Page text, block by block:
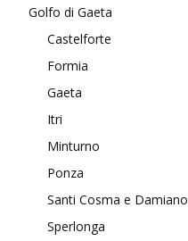
Golfo di Gaeta
Castelforte
Formia
Gaeta
Itri
Minturno
Ponza
Santi Cosma e Damiano
Sperlonga